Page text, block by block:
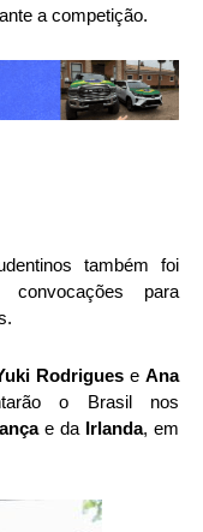
a competição.
também foi
para
RodrigueseAna
o Brasil nos
e da Irlanda, em